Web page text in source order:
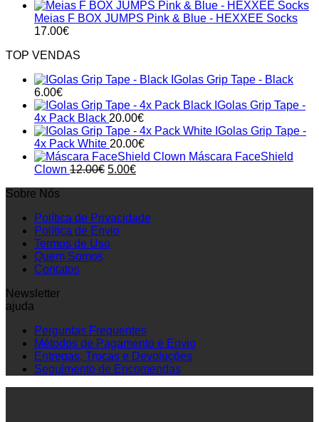
Meias F BOX JUMPS Pink & Blue - HEXXEE Socks
17.00€
TOP VENDAS
IGolas Grip Tape - Black
6.00€
IGolas Grip Tape -
4x Pack Black 20.00€
IGolas Grip Tape -
4x Pack White 20.00€
Máscara FaceShield
Clown 12.00€ Original
5.00€Current
Sobre Nós
Política de Privacidade
Política de Envio
Termos de Uso
Quem Somos
Contatos
Newsletter
ajuda
Perguntas Frequentes
Métodos de Pagamento e Envio
Entregas, Trocas e Devoluções
Seguimento de Encomendas